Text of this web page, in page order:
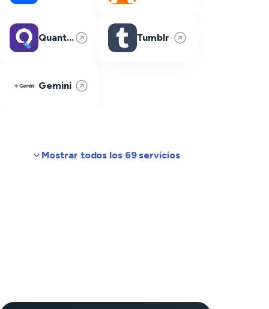
Quantum Fiber Tumblr
Gemini
Mostrar todos los 69 servicios